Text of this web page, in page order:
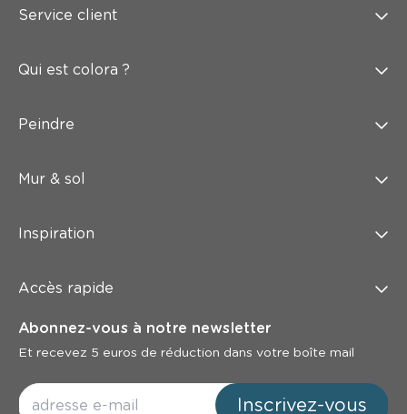
Service client
Qui est colora ?
Peindre
Mur & sol
Inspiration
Accès rapide
Abonnez-vous à notre newsletter
Et recevez 5 euros de réduction dans votre boîte mail
Inscrivez-vous